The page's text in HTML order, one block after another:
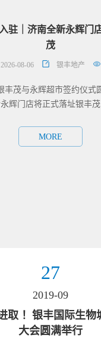
驻｜济南全新永辉门
茂
2026-08-06 银丰地产
丰茂与永辉超市签约仪式
辉门店将正式落址银丰茂
MORE
27
2019-09
取 ！银丰国际生物
大会圆满举行